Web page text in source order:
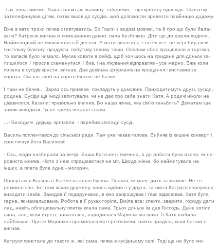
-Так, ховатимемо. Зараз напитаю машину, заберемо, - прохрипів у відповідь. Спочатку
зателефонував дітям, потім пішов до сусідів, щоб допомогли привезти покійницю додому.
Вже в авто трохи почав оговтуватись. Бо їхали з водієм мовчки, та й про що було бала­
кати? Катрусю вигнав із помешкання давно: пила безбожно. Діти ще до школи ходили.
Наймолодшій не виповнилося й десяти. А мати виносила з оселі все, не перебираючи:
постільну білизну, продукти, побутову техніку тощо. Оскільки обоє працювали в торгівлі,
то запасів було чимало. Мусив ховати в сейф, щоб хоч щось на придане для доньок за­
лишилося. І просив схаменутися, і бив, і на лікування відправляв - усе марно. Вже коли
почала в сусідів красти, вигнав. Дав декілька штурханів на прощання і виставив за
ворота. Сказав, щоб на порозі більше не бачив.
І таки не бачив... Зараз ось привезе, по­кладуть у домовині. Приходитимуть друзі, сусіди,
родина. Сусіди ще іноді запитували, чи не дає про себе знати Катя. А родичі ніколи не
цікавилися. Казали: правильно вчинив. Бо нащо жінка, яка сім'ю ганьбить? Дівчатам іще
заміж виходити, їм не треба поганої слави.
...- Виходьте, дядьку, приїхали, - перебив спогади сусід.
Василь поплентався до сільської ради. Там уже чекав голова. Вийняв із кишені конверт і
простягнув його Василеві:
- Ось, люди назбирали за вечір. Ваша Катя хоч і пиячила, а до роботи була охоча, як но­
ровиста коняка. Ніхто з нею спрацюватися не міг. Шкода жінки, бо наймитувала на
інших, а плата була одна - могорич.
Повертався Василь із Катею в салоні бусика. Плакав, як мале дитя за мамою. Не со­
ромився сліз. Бо таки кохав дружину, навіть відбив її у друга, за якого Катруся планувала
виходити заміж. Закидав її подарунками, в кіно запрошував і таки відвоював. Катя була
гарна, як намальована. Робота в її руках го­ріла. Вміла все: спекти, зварити, городу дати
лад, навіть облицювальну плитку клала сама. Трьох доньок їм дав Господь. Дуже хотіли
сина, але, коли втретє завагітніла, народилася Маринка-мазунка. Її Катя любила
найбільше. Проте Маринка соромилася матері-п'янички, навіть зраділа, коли батько її
вигнав.
Катруся пристала до такого ж, як і сама, пияка в сусідньому селі. Тоді ще не було мо­